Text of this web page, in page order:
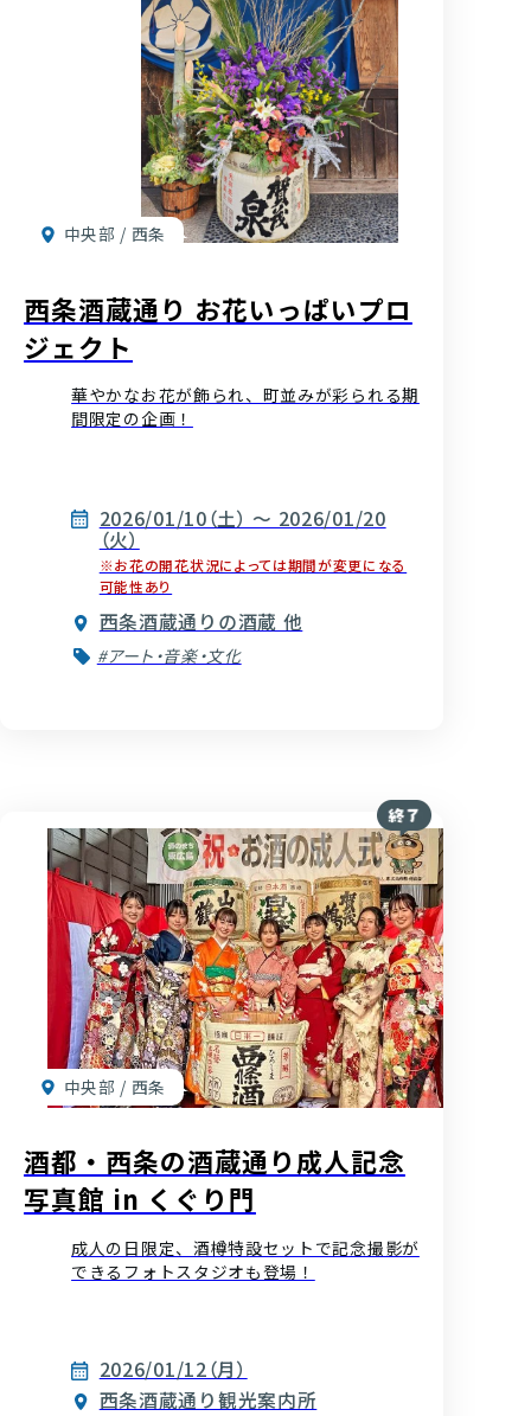
中央部 / 西条
西条酒蔵通り お花いっぱいプロ
ジェクト
華やかなお花が飾られ、町並みが彩られる期
間限定の企画！
2026/01/10（土） ～ 2026/01/20
（火）
※お花の開花状況によっては期間が変更になる
可能性あり
西条酒蔵通りの酒蔵 他
#アート・音楽・文化
中央部 / 西条
酒都・西条の酒蔵通り成人記念
写真館 in くぐり門
成人の日限定、酒樽特設セットで記念撮影が
できるフォトスタジオも登場！
2026/01/12（月）
西条酒蔵通り観光案内所